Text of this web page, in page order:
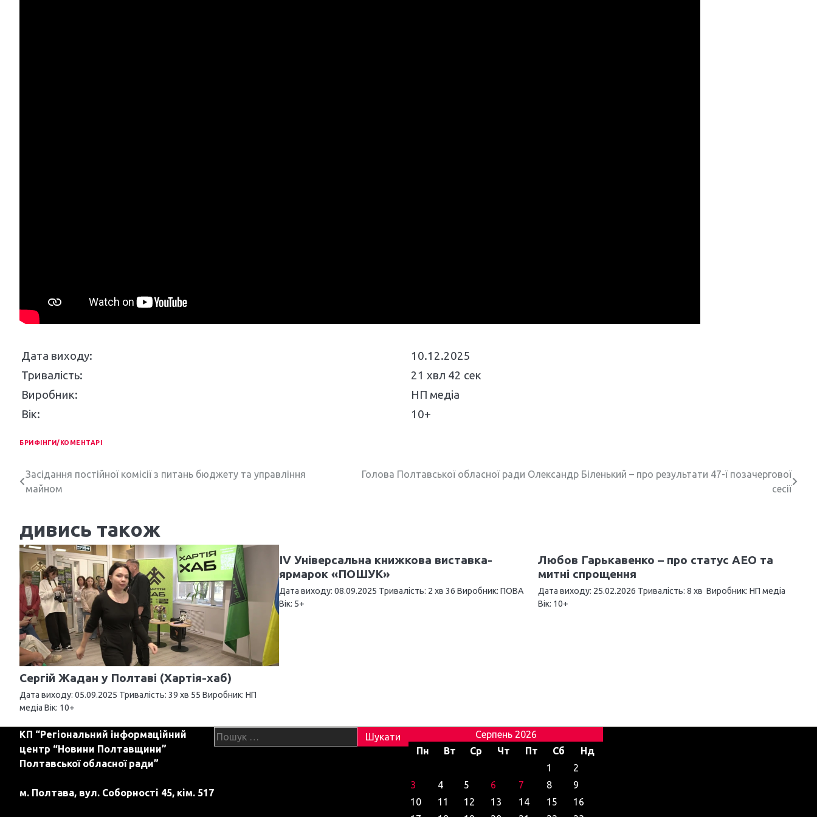
Дата виходу:
10.12.2025
Тривалість:
21 хвл 42 сек
Виробник:
НП медіа
Вік:
10+
БРИФІНГИ/КОМЕНТАРІ
Н
і
г
а
ц
і
я
з
а
и
с
Засідання постійної комісії з питань бюджету та управління
майном
Голова Полтавської обласної ради Олександр Біленький – про результати 47-ї позачергової
сесії
дивись також
Сергій Жадан у Полтаві (Хартія-хаб)
Дата виходу: 05.09.2025 Тривалість: 39 хв 55 Виробник: НП
медіа Вік: 10+
ІV Універсальна книжкова виставка-
ярмарок «ПОШУК»
Дата виходу: 08.09.2025 Тривалість: 2 хв 36 Виробник: ПОВА
Вік: 5+
Любов Гарькавенко – про статус АЕО та
митні спрощення
Дата виходу: 25.02.2026 Тривалість: 8 хв Виробник: НП медіа
Вік: 10+
КП “Регіональний інформаційний
центр “Новини Полтавщини”
Полтавської обласної ради”
м. Полтава, вул. Соборності 45, кім. 517
Пошук:
Серпень 2026
Пн
Вт Ср Чт Пт Сб
Нд
1
2
3
4 5 6 7 8
9
10
11 12 13 14 15
16